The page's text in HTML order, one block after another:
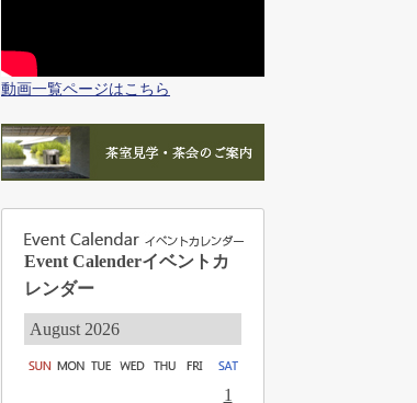
動画一覧ページはこちら
Event Calenderイベントカ
レンダー
August 2026
1